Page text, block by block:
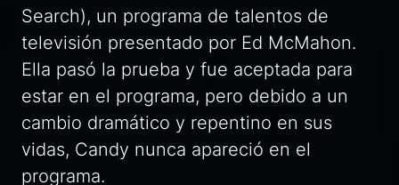
Search), un programa de talentos de
televisión presentado por Ed McMahon.
Ella pasó la prueba y fue aceptada para
estar en el programa, pero debido a un
cambio dramático y repentino en sus
vidas, Candy nunca apareció en el
programa.